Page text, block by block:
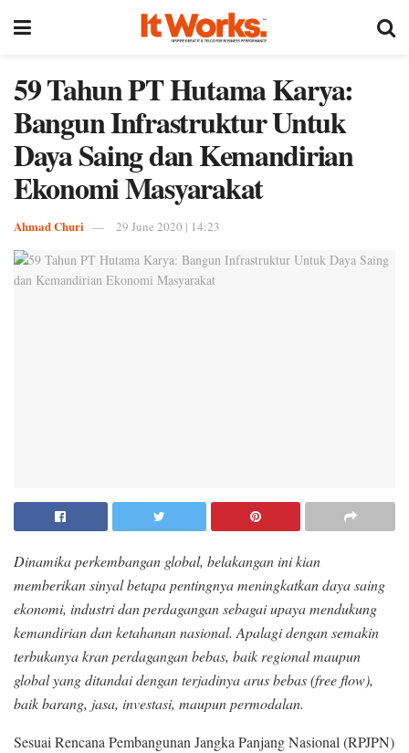
59 Tahun PT Hutama Karya:
Bangun Infrastruktur Untuk
Daya Saing dan Kemandirian
Ekonomi Masyarakat
Ahmad Churi 29 June 2020 | 14:23
Dinamika perkembangan global, belakangan ini kian
memberikan sinyal betapa pentingnya meningkatkan daya saing
ekonomi, industri dan perdagangan sebagai upaya mendukung
kemandirian dan ketahanan nasional. Apalagi dengan semakin
terbukanya kran perdagangan bebas, baik regional maupun
global yang ditandai dengan terjadinya arus bebas (free flow),
baik barang, jasa, investasi, maupun permodalan.
Sesuai Rencana Pembangunan Jangka Panjang Nasional (RPJPN)